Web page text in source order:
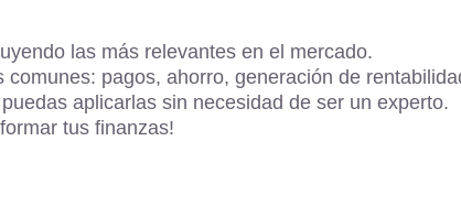
las más relevantes en el mercado.
pagos, ahorro, generación de
aplicarlas sin necesidad de ser un experto.
tus finanzas!